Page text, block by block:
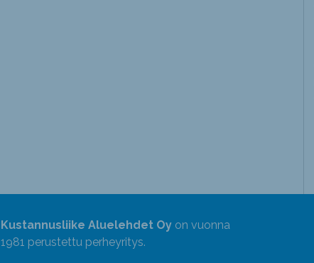
Kustannusliike Aluelehdet Oyon vuonna
1981 perustettu perheyritys.